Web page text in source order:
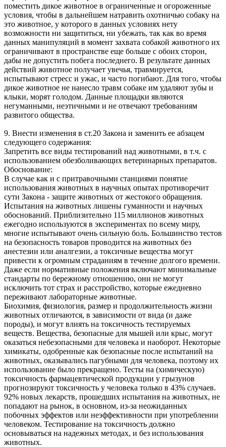
поместить дикое животное в ограниченные и огороженные
условия, чтобы в дальнейшем натравить охотничью собаку на
это животное, у которого в данных условиях нету
возможности ни защититься, ни убежать, так как во время
данных манипуляций в момент захвата собакой животного их
ограничивают в пространстве еще больше с обоих сторон,
дабы не допустить побега последнего. В результате данных
действий животное получает увечья, травмируется,
испытывают стресс и ужас, и часто погибают. Для того, чтобы
дикое животное не нанесло травм собаке им удаляют зубы и
клыки, морят голодом. Данные площадки являются
негуманными, неэтичными и не отвечают требованиям
развитого общества.
9. Внести изменения в ст.20 Закона и заменить ее абзацем
следующего содержания:
Запретить все виды тестирований над животными, в т.ч. с
использованием обезболивающих ветеринарных препаратов.
Обоснование:
В случае как и с притравочными станциями понятие
использования животных в научных опытах противоречит
сути Закона - защите животных от жестокого обращения.
Испытания на животных лишены гуманности и научных
обоснований. Приблизительно 115 миллионов животных
ежегодно используются в экспериментах по всему миру,
многие испытывают очень сильную боль. Большинство тестов
на безопасность товаров проводится на животных без
анестезии или аналгезии, а токсичные вещества могут
привести к огромным страданиям в течение долгого времени.
Даже если нормативные положения включают минимальные
стандарты по бережному отношению, они не могут
исключить тот страх и расстройство, которые ежедневно
переживают лабораторные животные.
Биохимия, физиология, размер и продолжительность жизни
животных отличаются, в зависимости от вида (и даже
породы), и могут влиять на токсичность тестируемых
веществ. Вещества, безопасные для мышей или крыс, могут
оказаться небезопасными для человека и наоборот. Некоторые
химикаты, одобренные как безопасные после испытаний на
животных, оказывались пагубными для человека, поэтому их
использование было прекращено. Тесты на (химическую)
токсичность фармацевтической продукции у грызунов
прогнозируют токсичность у человека только в 43% случаев.
92% новых лекарств, прошедших испытания на животных, не
попадают на рынок, в основном, из-за неожиданных
побочных эффектов или неэффективности при употреблении
человеком. Тестирование на токсичность должно
основываться на надежных методах, и без использования
животных.